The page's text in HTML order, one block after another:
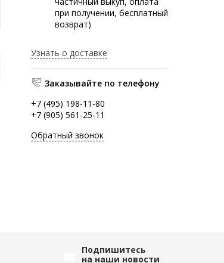
при получении, бесплатный
возврат)
Узнать о доставке
Заказывайте по телефону
+7 (495) 198-11-80
+7 (905) 561-25-11
Обратный звонок
Подпишитесь
на наши новости